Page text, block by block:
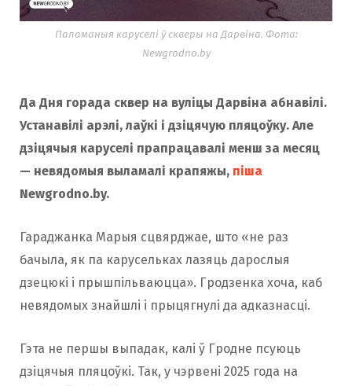
Паламаныя каруселі ў скверы на Дарвіна. Фота:
Newgrodno.by
Да Дня горада сквер на вуліцы Дарвіна абнавілі.
Устанавілі арэлі, лаўкі і дзіцячую пляцоўку. Але
дзіцячыя каруселі прапрацавалі менш за месяц
— невядомыя выламалі крапяжы, піша
Newgrodno.by.
Гараджанка Марыя сцвярджае, што «не раз
бачыла, як па карусельках лазяць дарослыя
дзецюкі і прышпільваюцца». Гродзенка хоча, каб
невядомых знайшлі і прыцягнулі да адказнасці.
Гэта не першы выпадак, калі ў Гродне псуюць
дзіцячыя пляцоўкі. Так, у чэрвені 2025 года на